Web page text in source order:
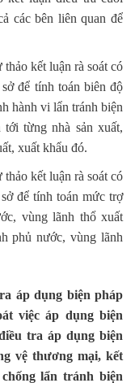
các bên liên quan để
kết luận rà soát có
để tính toán biên độ
hành vi lẩn tránh biện
từng nhà sản xuất,
xuất khẩu đó.
kết luận rà soát có
để tính toán mức trợ
vùng lãnh thổ xuất
phủ nước, vùng lãnh
áp dụng biện pháp
việc áp dụng biện
tra áp dụng biện
vệ thương mại, kết
lẩn tránh biện